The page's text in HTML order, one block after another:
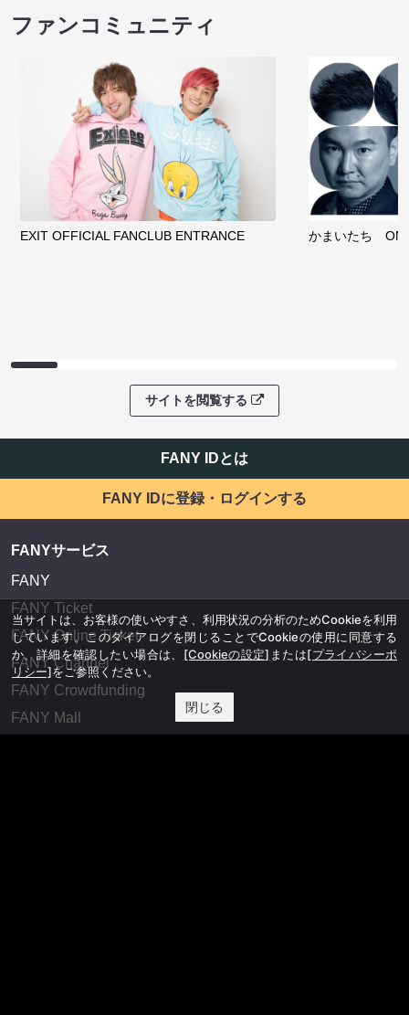
ファンコミュニティ
EXIT OFFICIAL FANCLUB ENTRANCE かまいたち
サイトを閲覧する
FANY IDとは
FANY IDに登録・ログインする
FANYサービス
FANY
FANY Ticket
FANY Online Ticket
FANY Channel
FANY Crowdfunding
FANY Mall
当サイトは、お客様の使いやすさ、利用状況の分析のためCookieを利用
しています。このダイアログを閉じることでCookieの使用に同意する
か、詳細を確認したい場合は、 [Cookieの設定] または[プライバシーポ
リシー]をご参照ください。
閉じる